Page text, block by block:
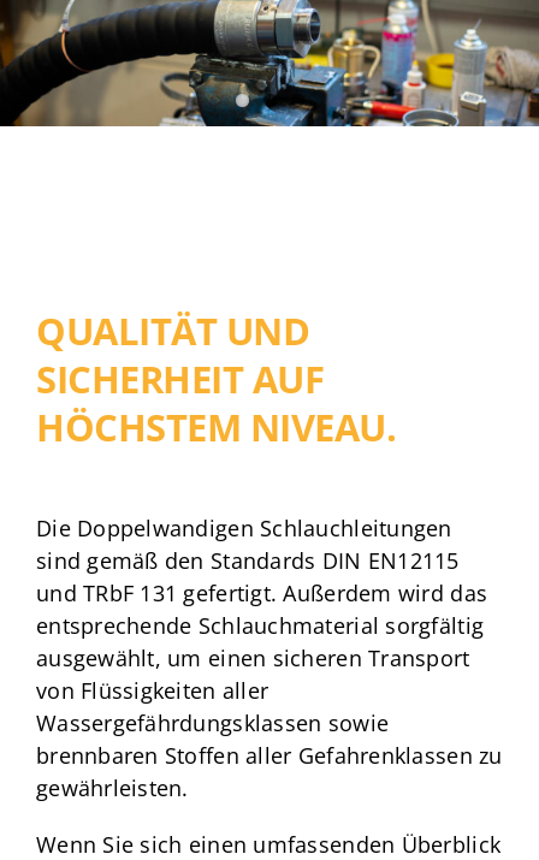
QUALITÄT UND
SICHERHEIT AUF
HÖCHSTEM NIVEAU.
Die Doppelwandigen Schlauchleitungen
sind gemäß den Standards DIN EN12115
und TRbF 131 gefertigt. Außerdem wird das
entsprechende Schlauchmaterial sorgfältig
ausgewählt, um einen sicheren Transport
von Flüssigkeiten aller
Wassergefährdungsklassen sowie
brennbaren Stoffen aller Gefahrenklassen zu
gewährleisten.
Wenn Sie sich einen umfassenden Überblick